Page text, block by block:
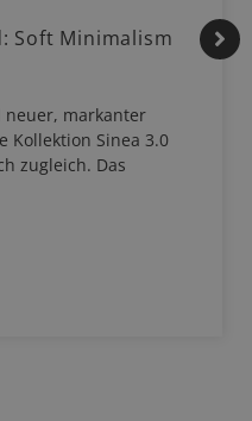
Soft Minimalism
neuer, markanter
Kollektion Sinea 3.0
zugleich. Das